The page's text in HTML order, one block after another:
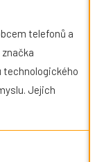
telefonů a
technologického
Jejich